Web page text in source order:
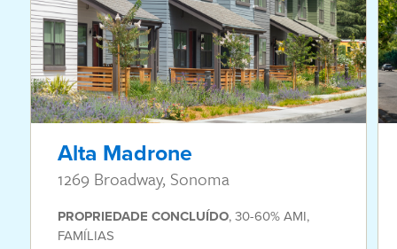
Alta Madrone
1269 Broadway, Sonoma
PROPRIEDADE CONCLUÍDO,30-60% AMI,
FAMÍLIAS